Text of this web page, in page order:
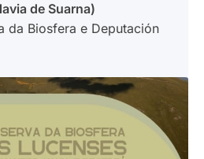
de Suarna)
da Biosfera e Deputación